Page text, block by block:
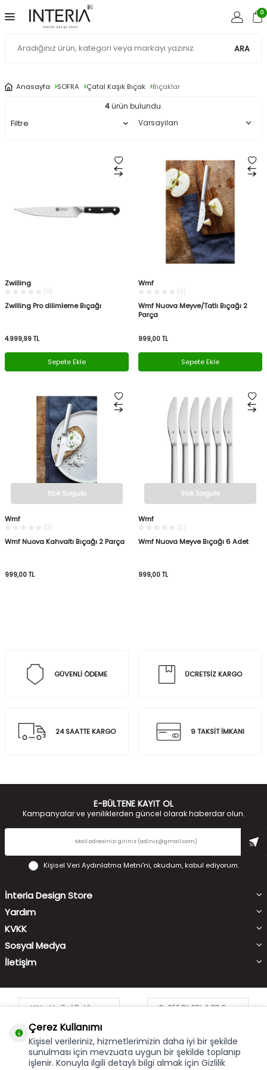
ARA
0
Anasayfa SOFRA Çatal Kaşık Bıçak Bıçaklar
Filtre
4ürün bulundu.
Zwilling
(0)
Zwilling Pro dilimleme Bıçağı
4.999,99 TL
Sepete Ekle
Wmf
(0)
Wmf Nuova Meyve/Tatlı Bıçağı 2
Parça
999,00 TL
Sepete Ekle
Stok Sorgula
Wmf
(0)
Wmf Nuova Kahvaltı Bıçağı 2 Parça
999,00 TL
Stok Sorgula
Wmf
(0)
Wmf Nuova Meyve Bıçağı 6 Adet
999,00 TL
GÜVENLİ ÖDEME ÜCRETSİZ KARGO
24 SAATTE KARGO 9 TAKSİT İMKANI
E-BÜLTENE KAYIT OL
Kampanyalar ve yeniliklerden güncel olarak haberdar olun.
Kişisel Veri Aydınlatma Metni'ni, okudum, kabul ediyorum.
İnteria Design Store
Yardım
KVKK
Sosyal Medya
İletişim
Çerez Kullanımı
Çerez Kullanımı
Kişisel verileriniz, hizmetlerimizin daha iyi bir şekilde
sunulması için mevzuata uygun bir şekilde toplanıp
işlenir. Konuyla ilgili detaylı bilgi almak için Gizlilik